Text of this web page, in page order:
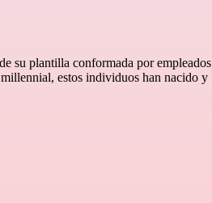
su plantilla conformada por empleados
estos individuos han nacido y